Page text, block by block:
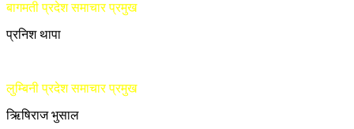
बागमती प्रदेश समाचार प्रमुख
प्रनिश थापा
लुम्बिनी प्रदेश समाचार प्रमुख
ऋिषिराज भुसाल